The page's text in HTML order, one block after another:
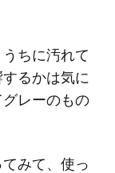
ちに汚れて
るかは気に
レーのもの
みて、使っ